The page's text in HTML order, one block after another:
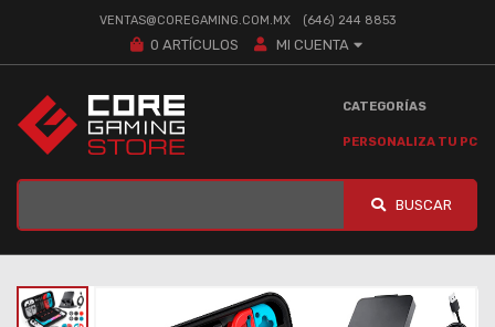
VENTAS@COREGAMING.COM.MX (646) 244 8853
0 ARTÍCULOS MI CUENTA
CATEGORÍAS
PERSONALIZA TU PC
BUSCAR